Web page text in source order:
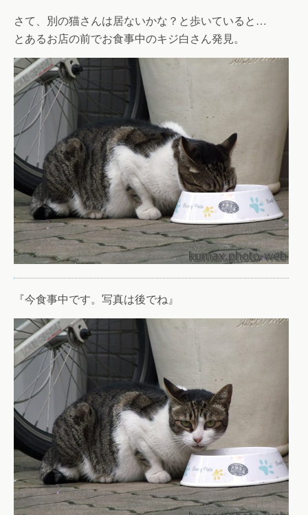
さて、別の猫さんは居ないかな？と歩いていると…
とあるお店の前でお食事中のキジ白さん発見。
『今食事中です。写真は後でね』